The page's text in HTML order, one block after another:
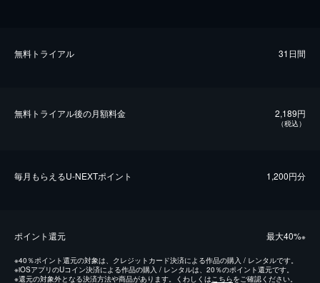
無料トライアル 31日間
無料トライアル後の⽉額料金 2,189円
（税込）
毎⽉もらえるU-NEXTポイント 1,200円分
ポイント還元 最⼤40%※
※40％ポイント還元の対象は、クレジットカード決済による作品の購入 / レンタルです。
※iOSアプリのUコイン決済による作品の購入 / レンタルは、20％のポイント還元です。
※還元の対象外となる決済方法や商品があります。くわしくはこちらをご確認ください。